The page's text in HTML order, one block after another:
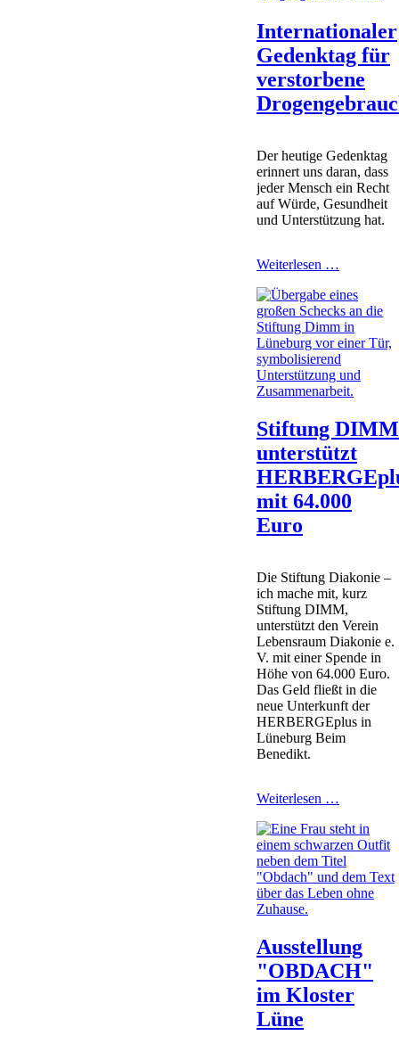
Internationaler
Gedenktag für
verstorbene
Der heutige Gedenktag
erinnert uns daran, dass
jeder Mensch ein Recht
auf Würde, Gesundheit
und Unterstützung hat.
Weiterlesen …
für
Stiftung DIMM
unterstützt
mit 64.000
Euro
Die Stiftung Diakonie –
ich mache mit, kurz
Stiftung DIMM,
unterstützt den Verein
Lebensraum Diakonie e.
V. mit einer Spende in
Höhe von 64.000 Euro.
Das Geld fließt in die
neue Unterkunft der
HERBERGEplus in
Lüneburg Beim
Benedikt.
Weiterlesen …
unterstützt
mit
64.000
Euro
Ausstellung
"OBDACH"
im Kloster
Lüne